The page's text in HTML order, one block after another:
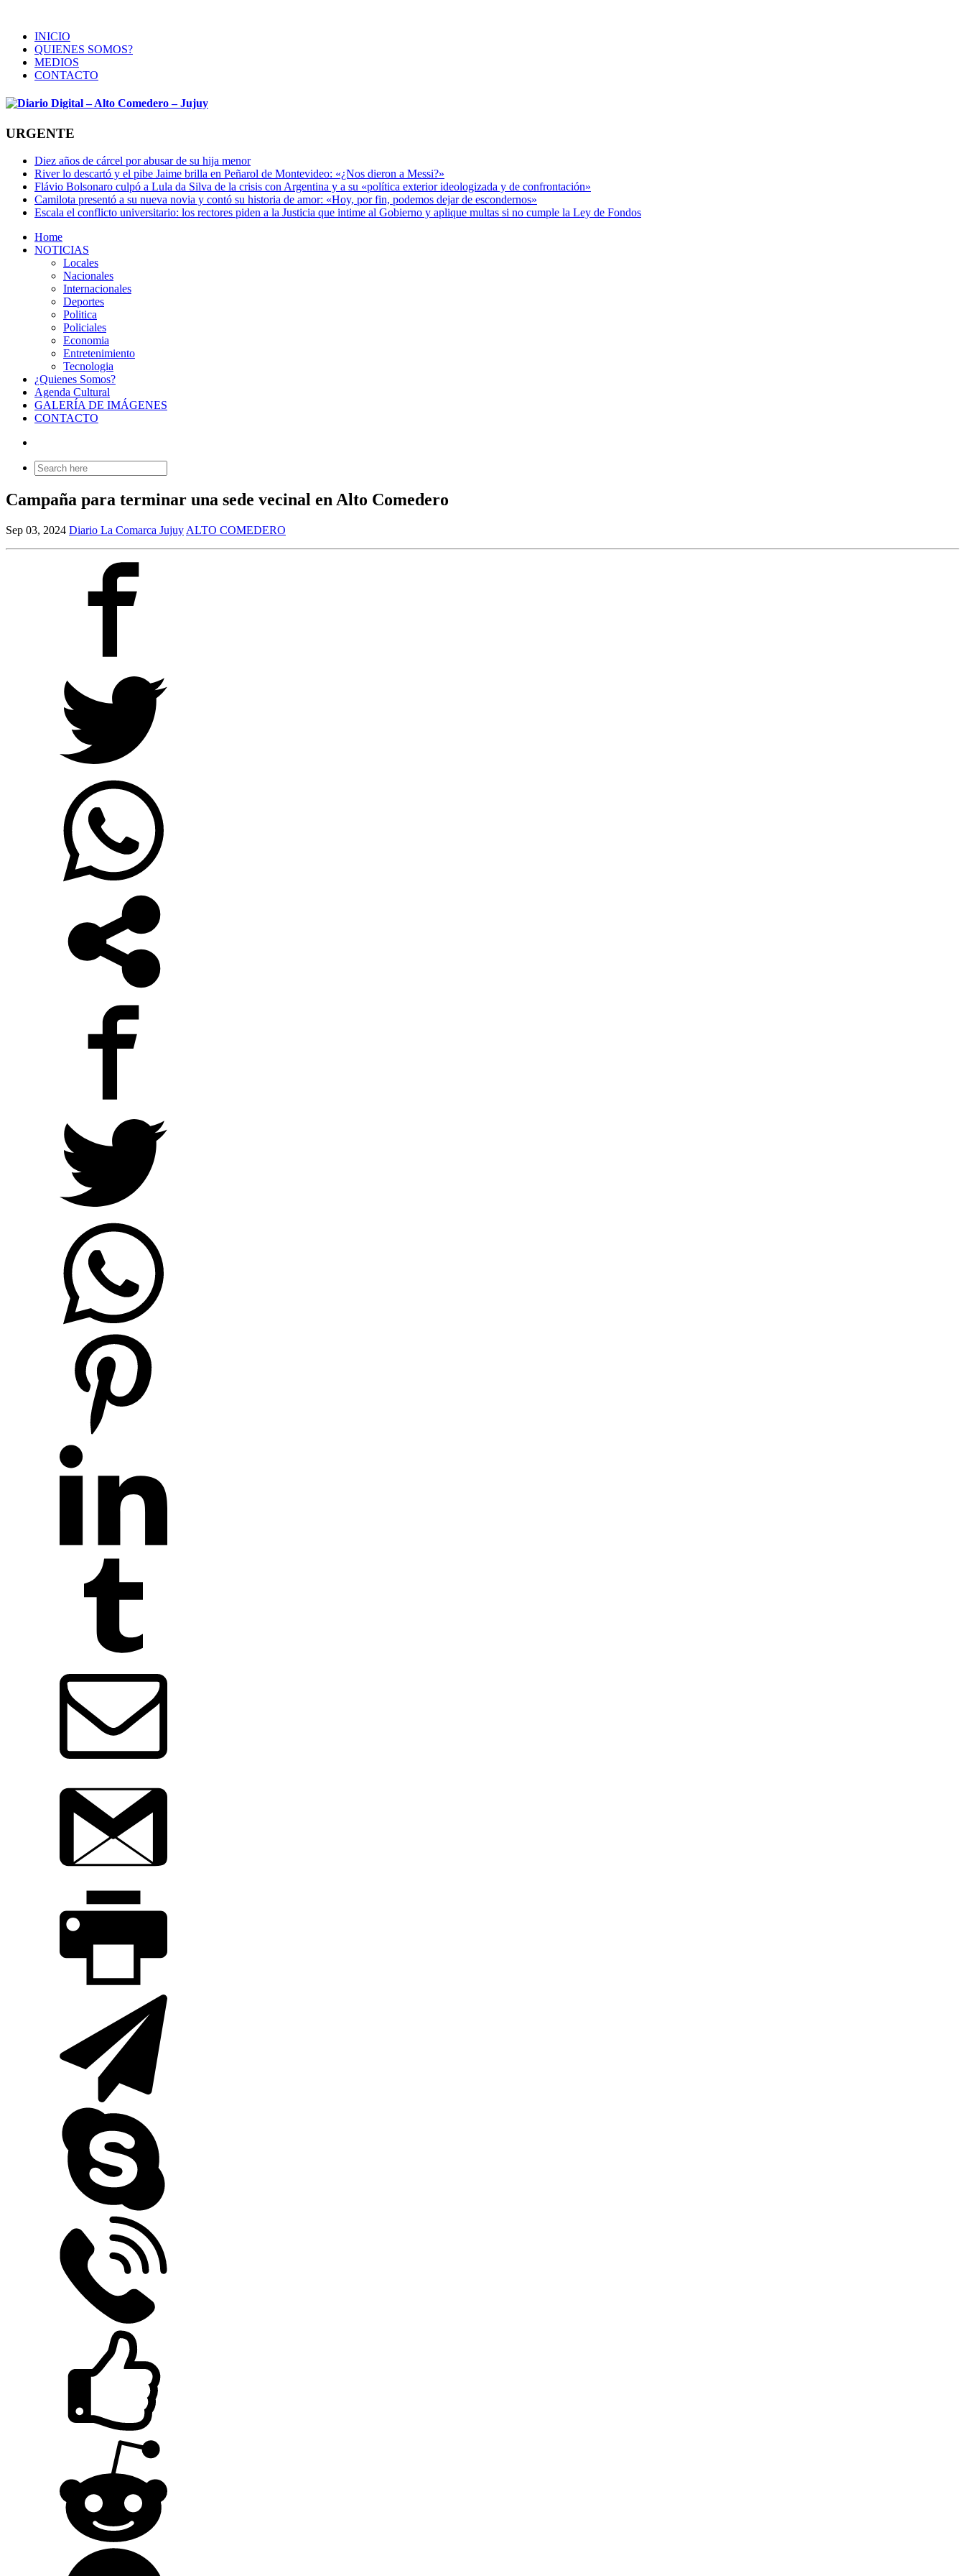
INICIO
QUIENES SOMOS?
MEDIOS
CONTACTO
URGENTE
Diez años de cárcel por abusar de su hija menor
River lo descartó y el pibe Jaime brilla en Peñarol de Montevideo: «¿Nos dieron a Messi?»
Flávio Bolsonaro culpó a Lula da Silva de la crisis con Argentina y a su «política exterior ideologizada y de confrontación»
Camilota presentó a su nueva novia y contó su historia de amor: «Hoy, por fin, podemos dejar de escondernos»
Escala el conflicto universitario: los rectores piden a la Justicia que intime al Gobierno y aplique multas si no cumple la Ley de Fondos
Home
NOTICIAS
Locales
Nacionales
Internacionales
Deportes
Politica
Policiales
Economia
Entretenimiento
Tecnologia
¿Quienes Somos?
Agenda Cultural
GALERÍA DE IMÁGENES
CONTACTO
Search
for:
Campaña para terminar una sede vecinal en Alto Comedero
Sep 03, 2024 Diario La Comarca Jujuy ALTO COMEDERO